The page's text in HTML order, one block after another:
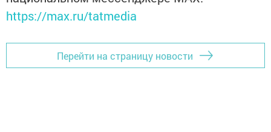
https://max.ru/tatmedia
Перейти на страницу новости